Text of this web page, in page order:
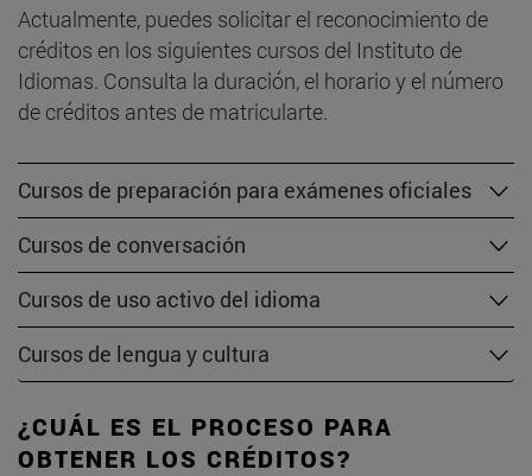
Actualmente, puedes solicitar el reconocimiento de
créditos en los siguientes cursos del Instituto de
Idiomas. Consulta la duración, el horario y el número
de créditos antes de matricularte.
Cursos de preparación para exámenes oficiales
Cursos de conversación
Cursos de uso activo del idioma
Cursos de lengua y cultura
¿CUÁL ES EL PROCESO PARA
OBTENER LOS CRÉDITOS?